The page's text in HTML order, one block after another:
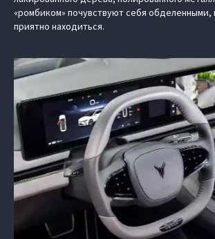
«ромбиком» почувствуют себя обделенными,
приятно находиться.